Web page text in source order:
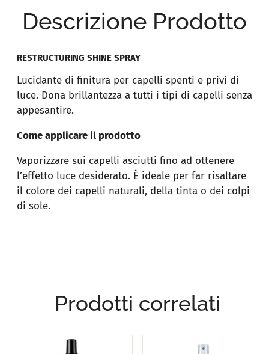
Descrizione Prodotto
RESTRUCTURING SHINE SPRAY
Lucidante di finitura per capelli spenti e privi di
luce. Dona brillantezza a tutti i tipi di capelli senza
appesantire.
Come applicare il prodotto
Vaporizzare sui capelli asciutti fino ad ottenere
l’effetto luce desiderato. È ideale per far risaltare
il colore dei capelli naturali, della tinta o dei colpi
di sole.
Prodotti correlati